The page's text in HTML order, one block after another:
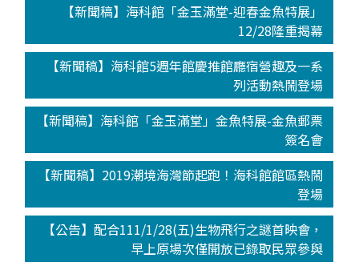
【新聞稿】海科館「金玉滿堂-迎春金魚特展」
12/28隆重揭幕
【新聞稿】海科館5週年館慶推館廳宿營趣及一系
列活動熱鬧登場
【新聞稿】海科館「金玉滿堂」金魚特展-金魚郵票
簽名會
【新聞稿】2019潮境海灣節起跑！海科館館區熱鬧
登場
【公告】配合111/1/28(五)生物飛行之謎首映會，
早上原場次僅開放已錄取民眾參與